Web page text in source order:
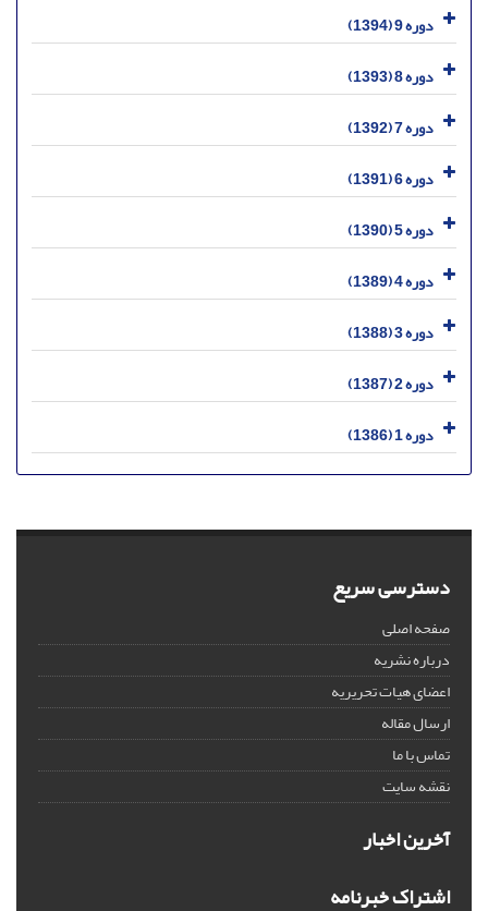
دوره 9 (1394)
دوره 8 (1393)
دوره 7 (1392)
دوره 6 (1391)
دوره 5 (1390)
دوره 4 (1389)
دوره 3 (1388)
دوره 2 (1387)
دوره 1 (1386)
دسترسی سریع
صفحه اصلی
درباره نشریه
اعضای هیات تحریریه
ارسال مقاله
تماس با ما
نقشه سایت
آخرین اخبار
اشتراک خبرنامه